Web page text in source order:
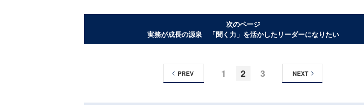
次のページ
実務が成長の源泉 「聞く力」を活かしたリーダーになりたい
1 2 3
PREV NEXT